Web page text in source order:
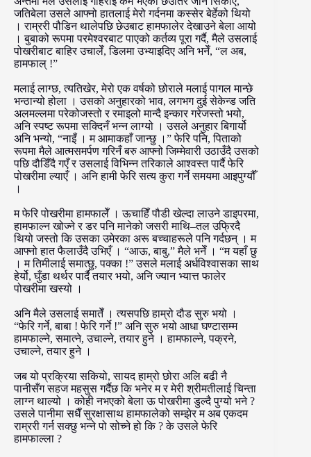
जतिबेला उसले आफ्नो हातलाई मेरो गर्दनमा कस्सेर बेर्हेको थियो
। राम्ररी पौडिन थालेपछि छेउबाट हामफालेर देखाउने बेला आयो
। बुबाको रूपमा परमेश्वरबाट पाएको कर्तव्य पूरा गर्दै, मैले उसलाई
पोखरीबाट बाहिर उचालेँ, डिलमा उभ्याइदिए अनि भनेँ, “ल अब,
हामफाल् !”
मलाई लाग्छ, त्यतिखेर, मेरो एक वर्षको छोराले मलाई पागल मान्छे
भन्ठान्यो होला । उसको अनुहारको भाव, लगभग दुई सेकेन्ड जति
अलमल्लमा परेकोजस्तो र रमाइलो मान्दै इन्कार गरेजस्तो भयो,
अनि स्पष्ट रूपमा सक्दिनँ भन्न लाग्यो । उसले अनुहार बिगार्यो
अनि भन्यो, “नाइँ । म आमाकहाँ जान्छु ।” फेरि पनि, पिताको
रूपमा मैले आत्मसमर्पण गरिनँ बरु आफ्नो जिम्मेवारी उठाउँदै उसको
पछि दौडिँदै गएँ र उसलाई विभिन्न तरिकाले आश्वस्त पार्दै फेरि
पोखरीमा ल्याएँ । अनि हामी फेरि सत्य कुरा गर्ने समयमा आइपुग्यौँ
।
म फेरि पोखरीमा हामफालेँ । ऊचाहिँ पौडी खेल्दा लाउने डाइपरमा,
हामफाल्न खोज्ने र डर पनि मानेको जसरी माथि–तल उफ्रिदै
थियो जस्तो कि उसका उमेरका अरू बच्चाहरूले पनि गर्दछन् । म
आफ्नो हात फैलाउँदै उभिएँ । “आऊ, बाबु,” मैले भनेँ । “म यहाँ छु
। म तिमीलाई समात्छु, पक्का !” उसले मलाई अर्धविश्वासका साथ
हेर्यो, घुँडा थर्थर पार्दै तयार भयो, अनि ज्यान भ्यात्त फालेर
पोखरीमा खस्यो ।
अनि मैले उसलाई समातेँ । त्यसपछि हाम्रो दौड सुरु भयो ।
“फेरि गर्ने, बाबा ! फेरि गर्ने !” अनि सुरु भयो आधा घण्टासम्म
हामफाल्ने, समात्ने, उचाल्ने, तयार हुने । हामफाल्ने, पक्रने,
उचाल्ने, तयार हुने ।
जब यो प्रक्रिया सकियो, सायद हाम्रो छोरा अलि बढी नै
पानीसँग सहज महसुस गर्दैछ कि भनेर म र मेरी श्रीमतीलाई चिन्ता
लाग्न थाल्यो । कोही नभएको बेला ऊ पोखरीमा डुल्दै पुग्यो भने ?
उसले पानीमा सधैँ सुरक्षासाथ हामफालेको सम्झेर म अब एकदम
राम्ररी गर्न सक्छु भन्ने पो सोच्ने हो कि ? के उसले फेरि
हामफाल्ला ?